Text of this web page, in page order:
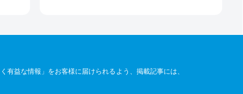
益な情報」をお客様に届けられるよう、掲載記事には、